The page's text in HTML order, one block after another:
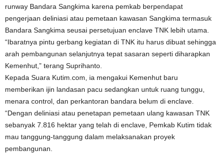
runway Bandara Sangkima karena pemkab berpendapat
pengerjaan deliniasi atau pemetaan kawasan Sangkima termasuk
Bandara Sangkima seusai persetujuan enclave TNK lebih utama.
“Ibaratnya pintu gerbang kegiatan di TNK itu harus dibuat sehingga
arah pembangunan selanjutnya tepat sasaran seperti diharapkan
Kemenhut,” terang Suprihanto.
Kepada Suara Kutim.com, ia mengakui Kemenhut baru
memberikan ijin landasan pacu sedangkan untuk ruang tunggu,
menara control, dan perkantoran bandara belum di enclave.
“Dengan deliniasi atau penetapan pemetaan ulang kawasan TNK
sebanyak 7.816 hektar yang telah di enclave, Pemkab Kutim tidak
mau tanggung-tanggung dalam melaksanakan proyek
pembangunan.